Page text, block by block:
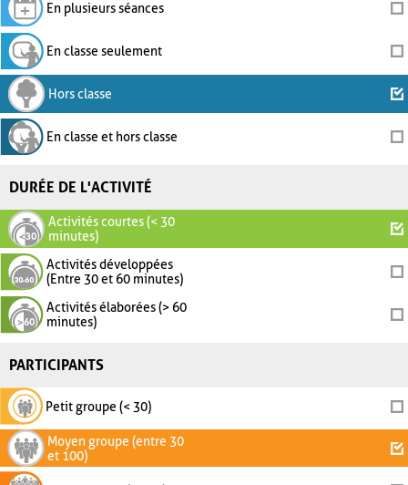
En plusieurs séances
En classe seulement
Hors classe
En classe et hors classe
DURÉE DE L'ACTIVITÉ
Activités courtes (< 30
minutes)
Activités développées
(Entre 30 et 60 minutes)
Activités élaborées (> 60
minutes)
PARTICIPANTS
Petit groupe (< 30)
Moyen groupe (entre 30
et 100)